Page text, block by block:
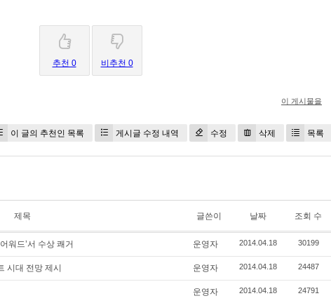
추천 0 비추천 0
이 게시물을
이 글의 추천인 목록 게시글 수정 내역 수정 삭제 목록
제목 글쓴이 날짜 조회 수
워드’서 수상 쾌거 운영자 2014.04.18 30199
시대 전망 제시 운영자 2014.04.18 24487
운영자 2014.04.18 24791